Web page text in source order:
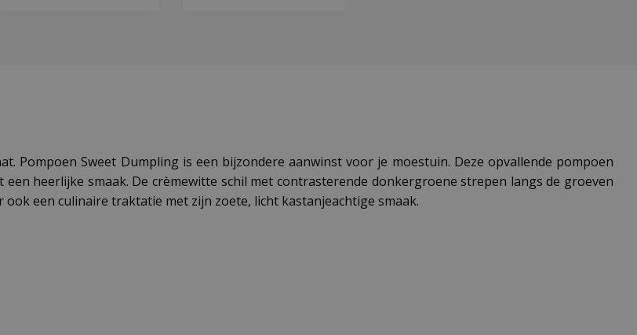
Pompoen Sweet Dumpling is een bijzondere aanwinst voor je moestuin. Deze opvallende pompoen
heerlijke smaak. De crèmewitte schil met contrasterende donkergroene strepen langs de groeven
een culinaire traktatie met zijn zoete, licht kastanjeachtige smaak.